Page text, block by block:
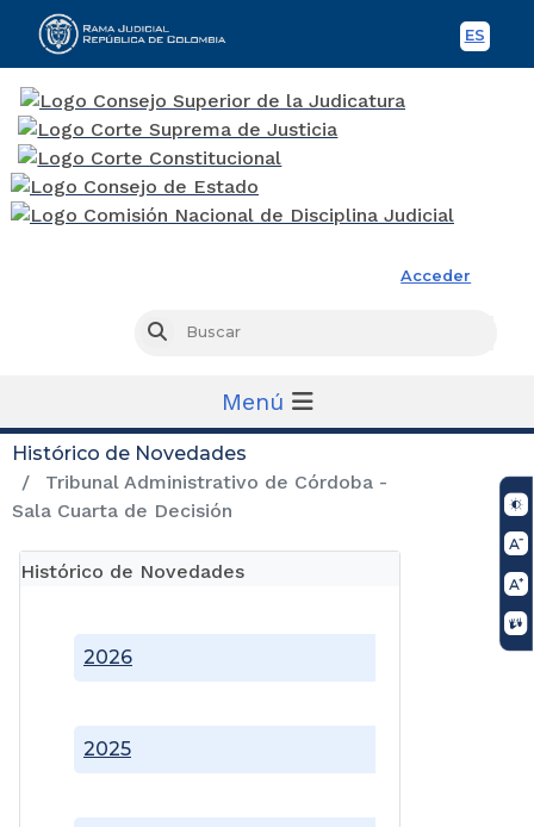
ES
Acceder
Buscar
Menú
Histórico de Novedades
Tribunal Administrativo de Córdoba -
Sala Cuarta de Decisión
Histórico de Novedades
2025
2026